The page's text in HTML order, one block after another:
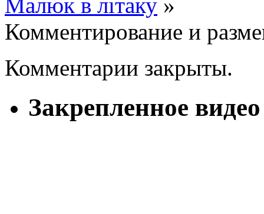
Комментирование и
Комментарии закрыты.
Закрепленное видео